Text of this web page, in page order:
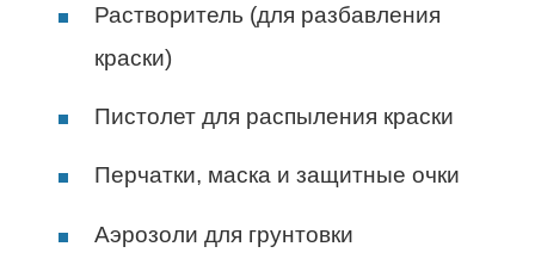
Растворитель (для разбавления
краски)
Пистолет для распыления краски
Перчатки, маска и защитные очки
Аэрозоли для грунтовки